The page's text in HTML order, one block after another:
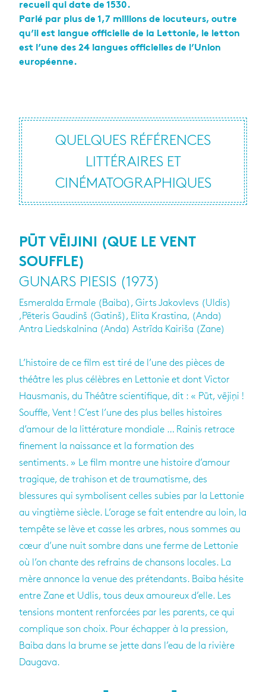
recueil qui date de 1530.
Parlé par plus de 1,7 millions de locuteurs, outre
qu’il est langue officielle de la Lettonie, le letton
est l’une des 24 langues officielles de l’Union
européenne.
QUELQUES RÉFÉRENCES
LITTÉRAIRES ET
CINÉMATOGRAPHIQUES
PŪT VĒIJINI (QUE LE VENT
SOUFFLE)
GUNARS PIESIS (1973)
Esmeralda Ermale (Baiba), Girts Jakovlevs (Uldis)
,Pēteris Gaudinš (Gatinš), Elita Krastina, (Anda)
Antra Liedskalnina (Anda) Astrīda Kairiša (Zane)
L’histoire de ce film est tiré de l’une des pièces de
théâtre les plus célèbres en Lettonie et dont Victor
Hausmanis, du Théâtre scientifique, dit : « Pūt, vējiņi !
Souffle, Vent ! C’est l’une des plus belles histoires
d’amour de la littérature mondiale … Rainis retrace
finement la naissance et la formation des
sentiments. » Le film montre une histoire d’amour
tragique, de trahison et de traumatisme, des
blessures qui symbolisent celles subies par la Lettonie
au vingtième siècle. L’orage se fait entendre au loin, la
tempête se lève et casse les arbres, nous sommes au
cœur d’une nuit sombre dans une ferme de Lettonie
où l’on chante des refrains de chansons locales. La
mère annonce la venue des prétendants. Baiba hésite
entre Zane et Udlis, tous deux amoureux d’elle. Les
tensions montent renforcées par les parents, ce qui
complique son choix. Pour échapper à la pression,
Baiba dans la brume se jette dans l’eau de la rivière
Daugava.